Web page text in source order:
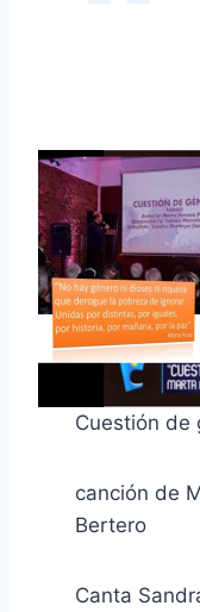
Cuestión de
canción de
Bertero
Canta